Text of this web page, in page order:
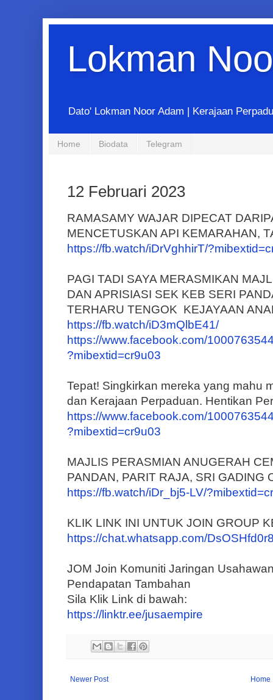
Lokman
Dato' Lokman Noor Adam | Kerajaan
Home Biodata Telegram
12 Februari 2023
RAMASAMY WAJAR DIPECAT
MENCETUSKAN API KEMARAHAN,
https://fb.watch/iDrVghhirT/
PAGI TADI SAYA MERASMIKAN
DAN APRISIASI SEK KEB SERI
TERHARU TENGOK KEJAYAAN
https://fb.watch/iD3mQlbE41/
https://www.facebook.com/
?mibextid=cr9u03
Tepat! Singkirkan mereka yang mahu
dan Kerajaan Perpaduan. Hentikan
https://www.facebook.com/
?mibextid=cr9u03
MAJLIS PERASMIAN ANUGERAH
PANDAN, PARIT RAJA, SRI GADING
https://fb.watch/iDr_bj5-LV/
KLIK LINK INI UNTUK JOIN GROUP
https://chat.whatsapp.com/
JOM Join Komuniti Jaringan
Pendapatan Tambahan
Sila Klik Link di bawah:
https://linktr.ee/jusaempire
Newer Post Home